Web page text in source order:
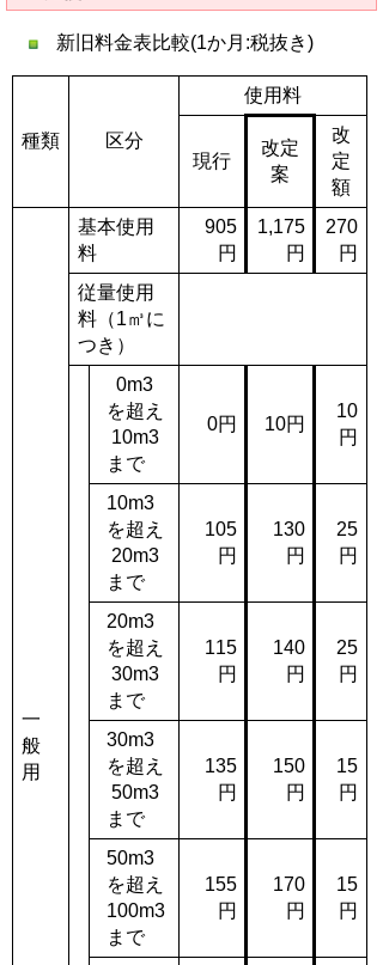
新旧料金表比較(1か月:税抜き)
種類 区分
使用料
現行
改定
案
改
定
額
一
般
用
基本使用
料
905
円
1,175
円
270
円
従量使用
料（1㎥に
つき）
0m3
を超え
10m3
まで
0円 10円
10
円
10m3
を超え
20m3
まで
105
円
130
円
25
円
20m3
を超え
30m3
まで
115
円
140
円
25
円
30m3
を超え
50m3
まで
135
円
150
円
15
円
50m3
を超え
100m3
まで
155
円
170
円
15
円